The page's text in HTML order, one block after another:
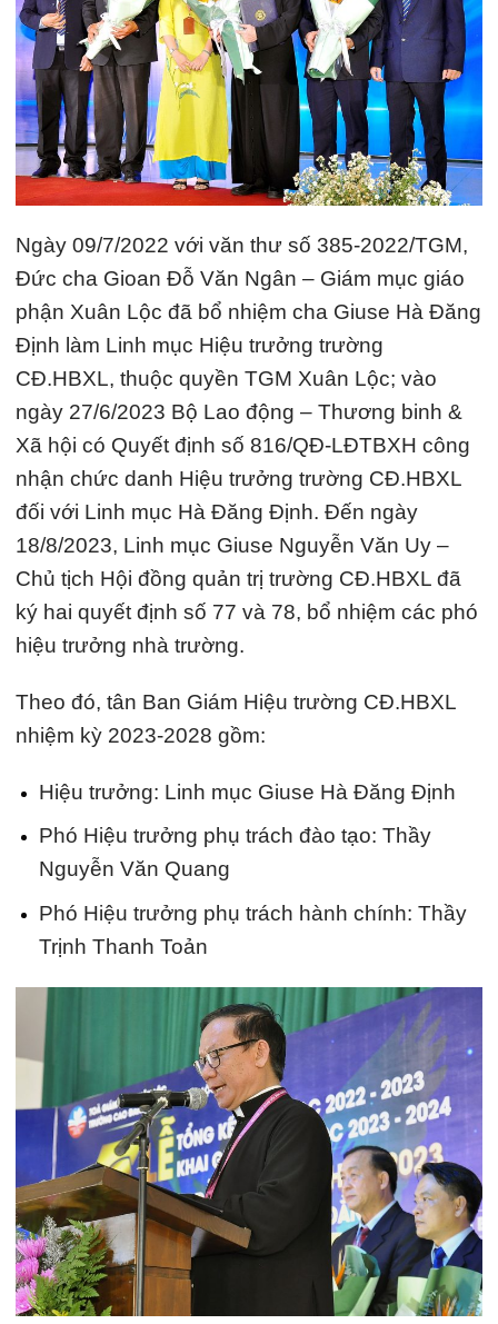
Ngày 09/7/2022 với văn thư số 385-2022/TGM,
Đức cha Gioan Đỗ Văn Ngân – Giám mục giáo
phận Xuân Lộc đã bổ nhiệm cha Giuse Hà Đăng
Định làm Linh mục Hiệu trưởng trường
CĐ.HBXL, thuộc quyền TGM Xuân Lộc; vào
ngày 27/6/2023 Bộ Lao động – Thương binh &
Xã hội có Quyết định số 816/QĐ-LĐTBXH công
nhận chức danh Hiệu trưởng trường CĐ.HBXL
đối với Linh mục Hà Đăng Định. Đến ngày
18/8/2023, Linh mục Giuse Nguyễn Văn Uy –
Chủ tịch Hội đồng quản trị trường CĐ.HBXL đã
ký hai quyết định số 77 và 78, bổ nhiệm các phó
hiệu trưởng nhà trường.
Theo đó, tân Ban Giám Hiệu trường CĐ.HBXL
nhiệm kỳ 2023-2028 gồm:
Hiệu trưởng: Linh mục Giuse Hà Đăng Định
Phó Hiệu trưởng phụ trách đào tạo: Thầy
Nguyễn Văn Quang
Phó Hiệu trưởng phụ trách hành chính: Thầy
Trịnh Thanh Toản